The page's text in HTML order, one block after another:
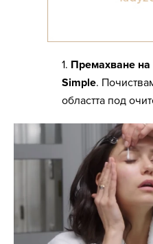
1. Премахване на
Simple.
областта под